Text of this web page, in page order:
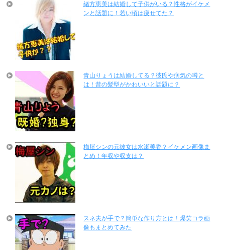
緒方恵美は結婚して子供がいる？性格がイケメ
ンと話題に！若い頃は痩せてた？
青山りょうは結婚してる？彼氏や病気の噂と
は！昔の髪型がかわいいと話題に？
梅屋シンの元彼女は水瀬美香？イケメン画像ま
とめ！年収や収支は？
スネ夫が手で？簡単な作り方とは！爆笑コラ画
像もまとめてみた